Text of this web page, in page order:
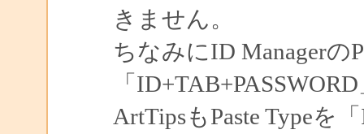
きません。
ちなみにID Managerの
「
ArtTipsもPaste Typeを